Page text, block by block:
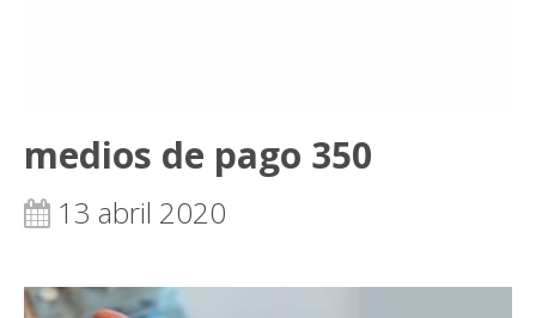
medios de pago 350
13 abril 2020